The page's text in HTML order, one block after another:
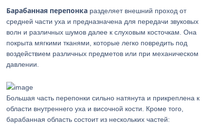
Барабанная перепонка разделяет внешний проход от
средней части уха и предназначена для передачи звуковых
волн и различных шумов далее к слуховым косточкам. Она
покрыта мягкими тканями, которые легко повредить под
воздействием различных предметов или при механическом
давлении.
Большая часть перепонки сильно натянута и прикреплена к
области внутреннего уха и височной кости. Кроме того,
барабанная область состоит из нескольких частей: